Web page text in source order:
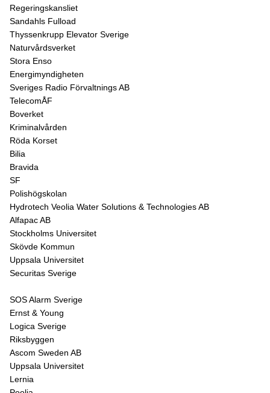
Regeringskansliet
Sandahls Fulload
Thyssenkrupp Elevator Sverige
Naturvårdsverket
Stora Enso
Energimyndigheten
Sveriges Radio Förvaltnings AB
TelecomÅF
Boverket
Kriminalvården
Röda Korset
Bilia
Bravida
SF
Polishögskolan
Hydrotech Veolia Water Solutions & Technologies AB
Alfapac AB
Stockholms Universitet
Skövde Kommun
Uppsala Universitet
Securitas Sverige
SOS Alarm Sverige
Ernst & Young
Logica Sverige
Riksbyggen
Ascom Sweden AB
Uppsala Universitet
Lernia